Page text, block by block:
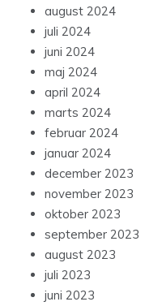
august 2024
juli 2024
juni 2024
maj 2024
april 2024
marts 2024
februar 2024
januar 2024
december 2023
november 2023
oktober 2023
september 2023
august 2023
juli 2023
juni 2023